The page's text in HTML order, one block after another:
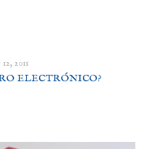
2011
ELECTRÓNICO?